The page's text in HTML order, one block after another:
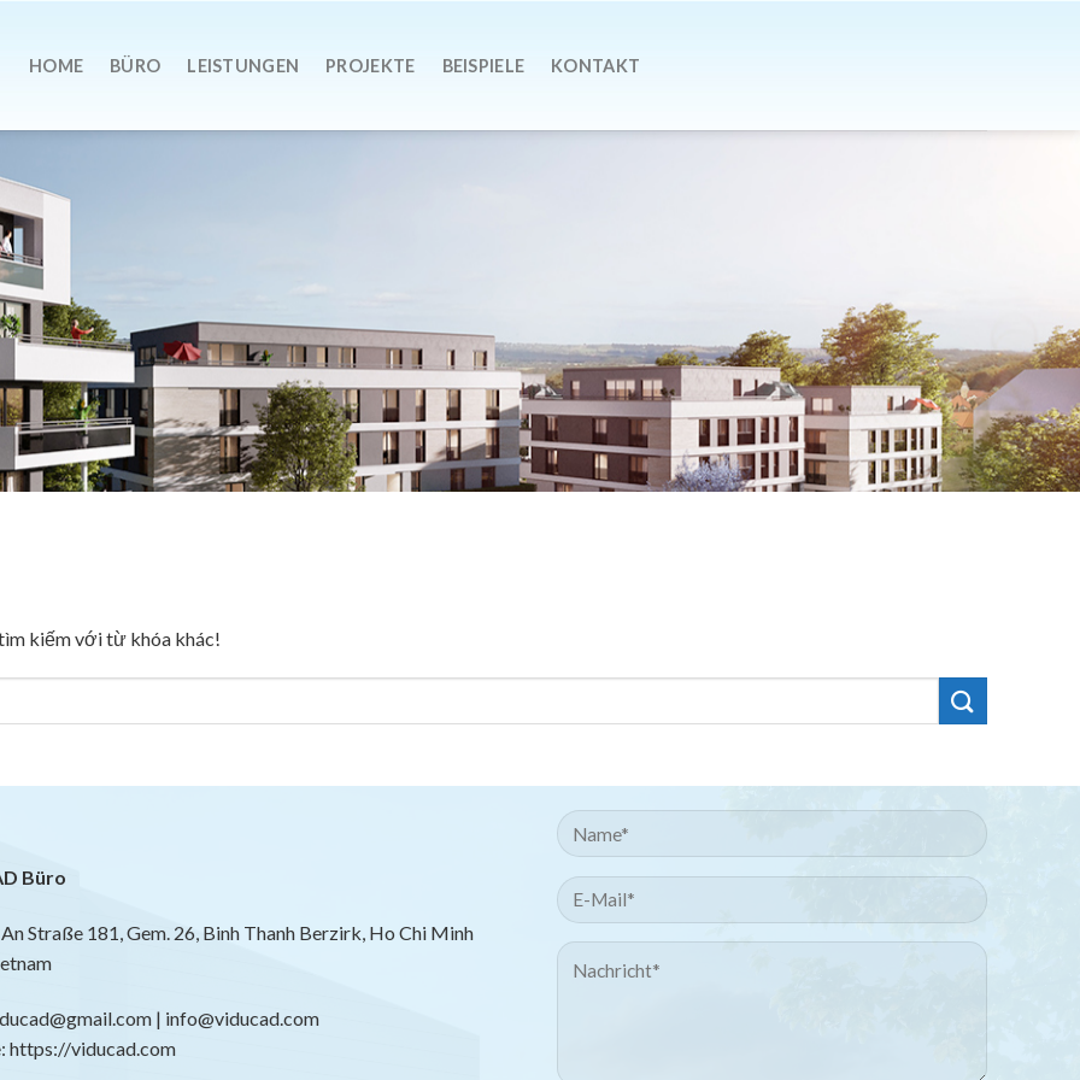
HOME BÜRO LEISTUNGEN PROJEKTE BEISPIELE KONTAKT
kiếm với từ khóa khác!
Büro
An Straße 181, Gem. 26, Binh Thanh Berzirk, Ho Chi Minh
| info@viducad.com
https://viducad.com